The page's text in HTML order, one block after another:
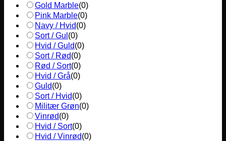
Gold Marble(0)
Pink Marble(0)
Navy / Hvid(0)
Sort / Gul (0)
Hvid / Guld(0)
Sort / Rød(0)
Rød / Sort(0)
Hvid / Grå(0)
Guld(0)
Sort / Hvid(0)
Militær Grøn(0)
Vinrød(0)
Hvid / Sort(0)
Hvid / Vinrød(0)